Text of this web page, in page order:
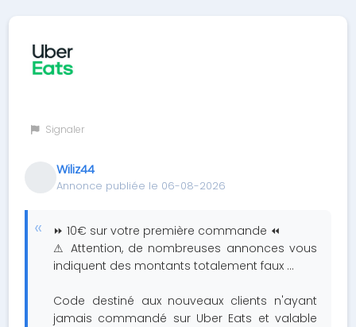
Signaler
Wiliz44
Annonce publiée le 06-08-2026
⏩ 10€ sur votre première commande ⏪
⚠ Attention, de nombreuses annonces vous
indiquent des montants totalement faux ...
Code destiné aux nouveaux clients n'ayant
jamais commandé sur Uber Eats et valable